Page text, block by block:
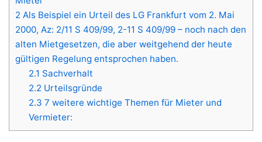
2 Als Beispiel ein Urteil des LG Frankfurt vom 2. Mai
2000, Az: 2/11 S 409/99, 2-11 S 409/99 – noch nach den
alten Mietgesetzen, die aber weitgehend der heute
gültigen Regelung entsprochen haben.
2.1 Sachverhalt
2.2 Urteilsgründe
2.3 7 weitere wichtige Themen für Mieter und
Vermieter: